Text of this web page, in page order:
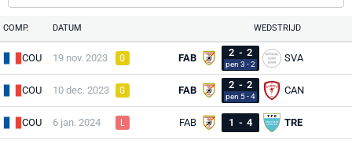
COMP. DATUM WEDSTRIJD
COU 19 nov. 2023 G FAB 2 - 2
pen 3 - 2
SVA
COU 10 dec. 2023 G FAB 2 - 2
pen 5 - 4
CAN
COU 6 jan. 2024 L FAB 1 - 4 TRE